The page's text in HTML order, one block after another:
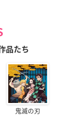
品たち
鬼滅の刃